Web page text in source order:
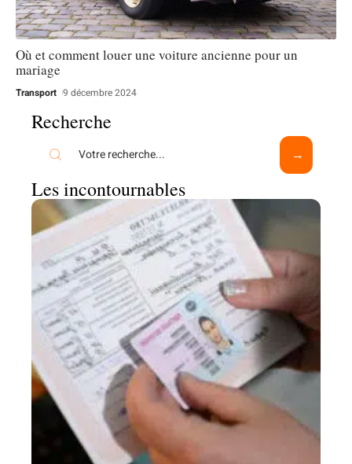
Où et comment louer une voiture ancienne pour un
mariage
Transport 9 décembre 2024
Recherche
Les incontournables